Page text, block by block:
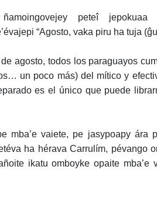
peteî
“Agosto, vaka piru ha tuja
agosto, todos los paraguayos
un poco más) del mítico y
es el único que puede
mba’e vaiete, pe jasypoapy ára
ha hérava Carrulím, pévango
ikatu omboyke opaite mba’e